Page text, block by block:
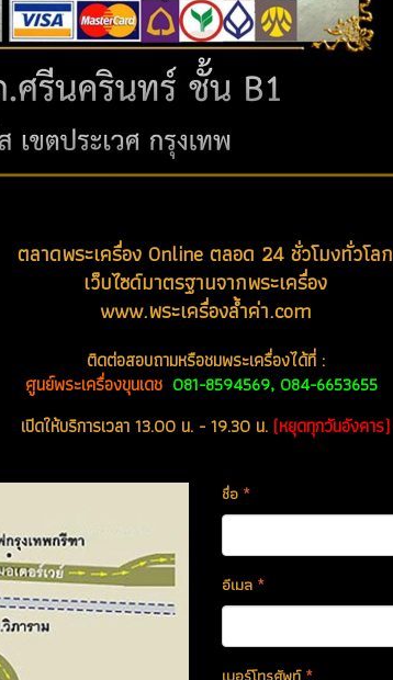
ตลาดพระเครื่อง Online ตลอด 24 ชั่วโมงทั่วโลก
เว็บไซด์มาตรฐานจากพระเครื่อง
www.พระเครื่องล้ำค่า.com
ติดต่อสอบถามหรือชมพระเครื่องได้ที่ :
ศูนย์พระเครื่องขุนเดช 081-8594569, 084-6653655
เปิดให้บริการเวลา 13.00 น. - 19.30 น. (หยุดทุกวันอังคาร)
ชื่อ *
อีเมล *